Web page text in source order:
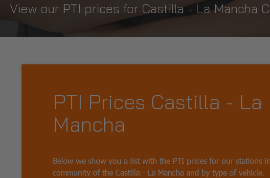
View our PTI prices for Castilla - La Mancha
PTI Prices Castilla - La
Mancha
Below we show you a list with the PTI prices for our stations
community of the Castilla - La Mancha and by type of vehicle.